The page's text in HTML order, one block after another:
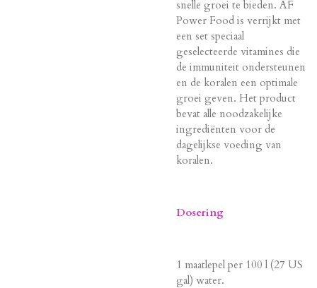
snelle groei te bieden. AF
Power Food is verrijkt met
een set speciaal
geselecteerde vitamines die
de immuniteit ondersteunen
en de koralen een optimale
groei geven. Het product
bevat alle noodzakelijke
ingrediënten voor de
dagelijkse voeding van
koralen.
Dosering
1 maatlepel per 100 l (27 US
gal) water.